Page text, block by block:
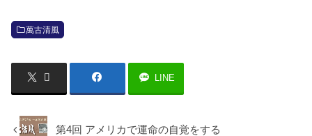
萬古清風
LINE
第4回 アメリカで運命の自覚をする